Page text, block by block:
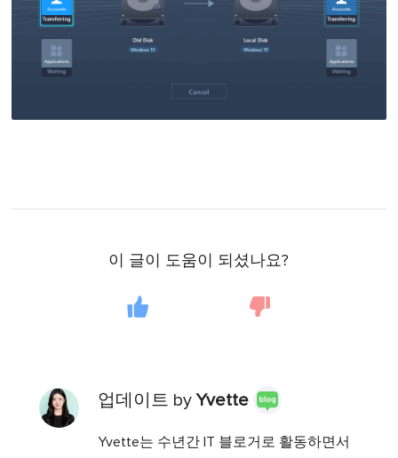
이 글이 도움이 되셨나요?
업데이트 byYvette
Yvette는 수년간 IT 블로거로 활동하면서